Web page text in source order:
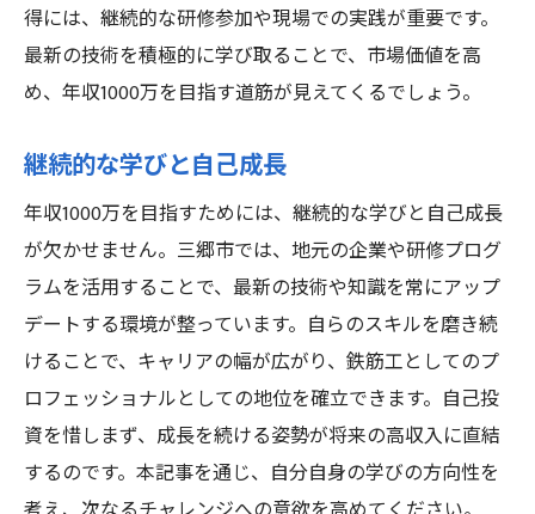
得には、継続的な研修参加や現場での実践が重要です。
最新の技術を積極的に学び取ることで、市場価値を高
め、年収1000万を目指す道筋が見えてくるでしょう。
継続的な学びと自己成長
年収1000万を目指すためには、継続的な学びと自己成長
が欠かせません。三郷市では、地元の企業や研修プログ
ラムを活用することで、最新の技術や知識を常にアップ
デートする環境が整っています。自らのスキルを磨き続
けることで、キャリアの幅が広がり、鉄筋工としてのプ
ロフェッショナルとしての地位を確立できます。自己投
資を惜しまず、成長を続ける姿勢が将来の高収入に直結
するのです。本記事を通じ、自分自身の学びの方向性を